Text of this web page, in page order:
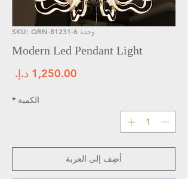
وحدة SKU: QRN-81231-6
Modern Led Pendant Light
الكمية *
أضِف إلى العربة